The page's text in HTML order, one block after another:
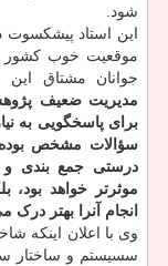
شود.
این استاد پیشکسوت
موقعیت خوب کشور
جوانان مشتاق این
مدیریت ضعیف
برای پاسخگویی به
سؤالات مشخص
درستی جمع بندی و
موثرتر خواهد
انجام آنرا بهتر درک
سسیستم و ساختار